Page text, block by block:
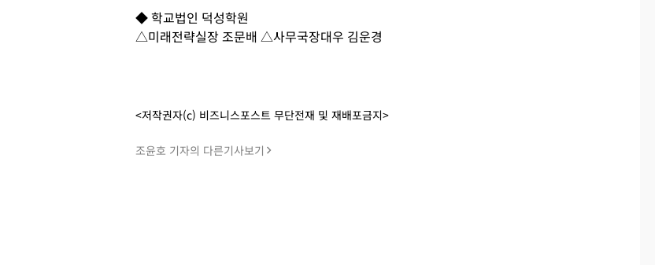
◆ 학교법인 덕성학원
△미래전략실장 조문배 △사무국장대우 김운경
<저작권자(c) 비즈니스포스트 무단전재 및 재배포금지>
조윤호 기자의 다른기사보기